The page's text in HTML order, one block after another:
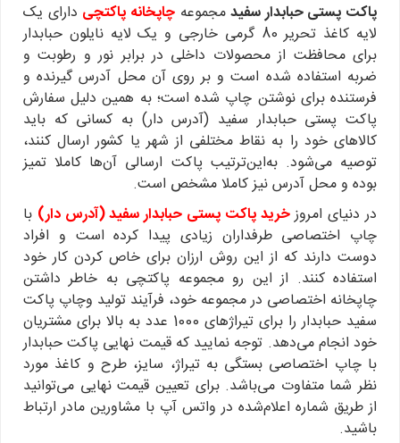
پاکت پستی حبابدار سفیدمجموعهچاپخانه پاکتچی دارای یک
لایه کاغذ تحریر 80 گرمی خارجی و یک لایه نایلون حبابدار
برای محافظت از محصولات داخلی در برابر نور و رطوبت و
ضربه استفاده شده است و بر روی آن محل آدرس گیرنده و
فرستنده برای نوشتن چاپ شده است؛ به همین دلیل سفارش
پاکت پستی حبابدار سفید (آدرس دار) به کسانی که باید
کالاهای خود را به نقاط مختلفی از شهر یا کشور ارسال کنند،
توصیه می‌شود. به‌این‌ترتیب پاکت ارسالی آن‌ها کاملا تمیز
بوده و محل آدرس نیز کاملا مشخص است.
در دنیای امروزخرید پاکت پستی حبابدار سفید (آدرس‌ دار) با
چاپ اختصاصی طرفداران زیادی پیدا کرده است و افراد
دوست دارند که از این روش ارزان برای خاص کردن کار خود
استفاده کنند. از این رو مجموعه پاکتچی به خاطر داشتن
چاپخانه اختصاصی در مجموعه خود، فرآیند تولید وچاپ پاکت
سفید حبابدار را برای تیراژهای 1000 عدد به بالا برای مشتریان
خود انجام می‌دهد. توجه نمایید که قیمت نهایی پاکت حبابدار
با چاپ اختصاصی بستگی به تیراژ، سایز، طرح و کاغذ مورد
نظر شما متفاوت می‌باشد. برای تعیین قیمت نهایی می‌توانید
از طریق شماره اعلام‌شده در واتس آپ با مشاورین مادر ارتباط
باشید.